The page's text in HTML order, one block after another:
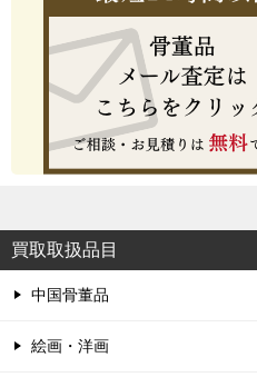
買取取扱品目
中国骨董品
絵画・洋画